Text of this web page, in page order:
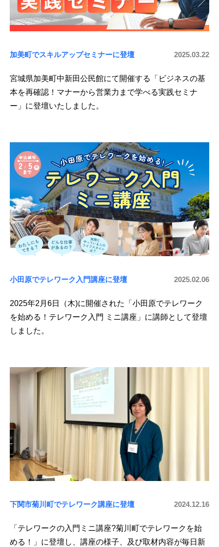
加美町でスキルアップセミナーに登壇 2025.03.22
宮城県加美町中新田公民館にて開催する「ビジネスの基
本を再確認！マナーから営業力まで学べる実践セミナ
ー」に登壇いたしました。
小田原でテレワーク入門講座に登壇 2025.02.06
2025年2月6日（木)に開催された「小田原でテレワーク
を始める！テレワーク入門 ミニ講座」に講師として登壇
しました。
下関市菊川町でテレワーク講座に登壇 2024.12.16
「テレワークの入門ミニ講座?菊川町でテレワークを始
める！」に登壇し、講座の様子、及び取材内容が毎日新